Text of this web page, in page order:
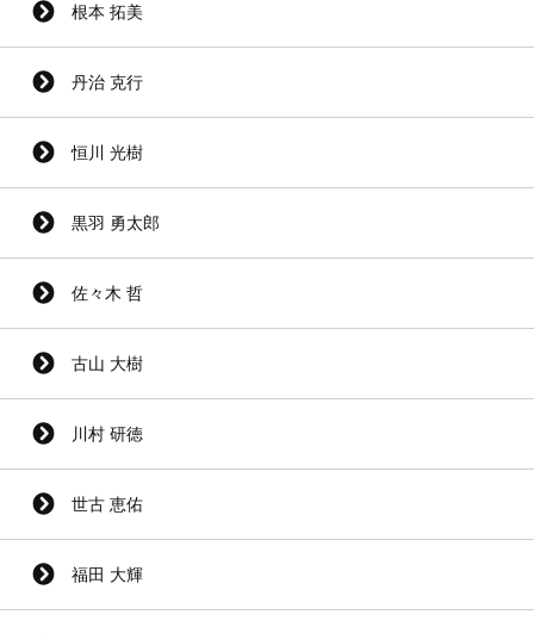
根本 拓美
丹治 克行
恒川 光樹
黒羽 勇太郎
佐々木 哲
古山 大樹
川村 研徳
世古 恵佑
福田 大輝